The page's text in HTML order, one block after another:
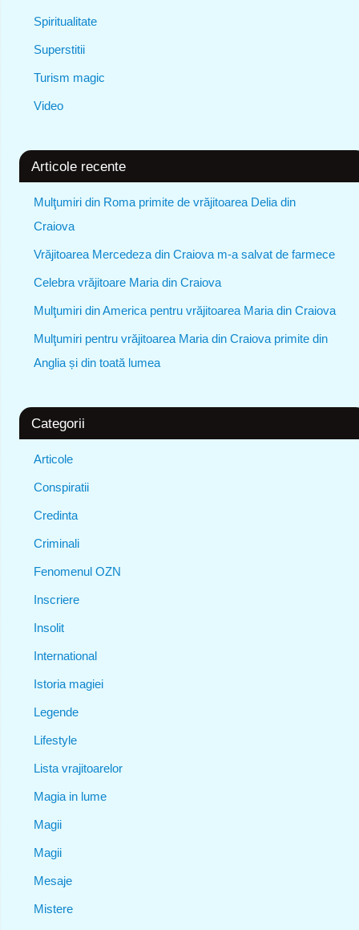
Spiritualitate
Superstitii
Turism magic
Video
Articole recente
Mulţumiri din Roma primite de vrăjitoarea Delia din
Craiova
Vrăjitoarea Mercedeza din Craiova m-a salvat de farmece
Celebra vrăjitoare Maria din Craiova
Mulţumiri din America pentru vrăjitoarea Maria din Craiova
Mulţumiri pentru vrăjitoarea Maria din Craiova primite din
Anglia și din toată lumea
Categorii
Articole
Conspiratii
Credinta
Criminali
Fenomenul OZN
Inscriere
Insolit
International
Istoria magiei
Legende
Lifestyle
Lista vrajitoarelor
Magia in lume
Magii
Magii
Mesaje
Mistere